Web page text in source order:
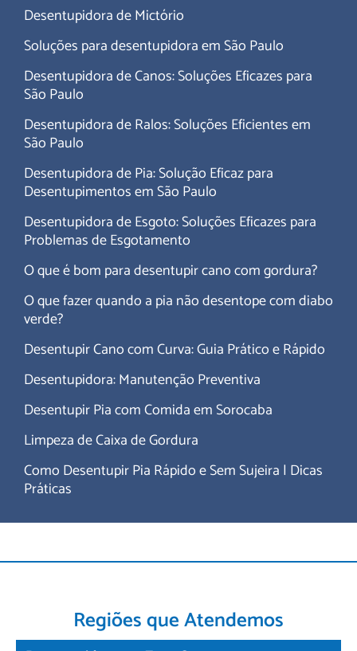
Desentupidora de Mictório
Soluções para desentupidora em São Paulo
Desentupidora de Canos: Soluções Eficazes para
São Paulo
Desentupidora de Ralos: Soluções Eficientes em
São Paulo
Desentupidora de Pia: Solução Eficaz para
Desentupimentos em São Paulo
Desentupidora de Esgoto: Soluções Eficazes para
Problemas de Esgotamento
O que é bom para desentupir cano com gordura?
O que fazer quando a pia não desentope com diabo
verde?
Desentupir Cano com Curva: Guia Prático e Rápido
Desentupidora: Manutenção Preventiva
Desentupir Pia com Comida em Sorocaba
Limpeza de Caixa de Gordura
Como Desentupir Pia Rápido e Sem Sujeira | Dicas
Práticas
Regiões que Atendemos